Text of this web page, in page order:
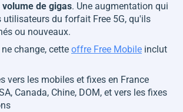
de gigas. Une augmentation qui
utilisateurs du forfait Free 5G, qu'ils
ou nouveaux.
change, cette offre Free Mobile inclut
vers les mobiles et fixes en France
Canada, Chine, DOM, et vers les fixes